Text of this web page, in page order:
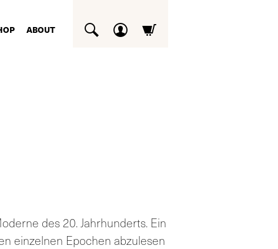
ABOUT
des 20. Jahrhunderts. Ein
einzelnen Epochen abzulesen